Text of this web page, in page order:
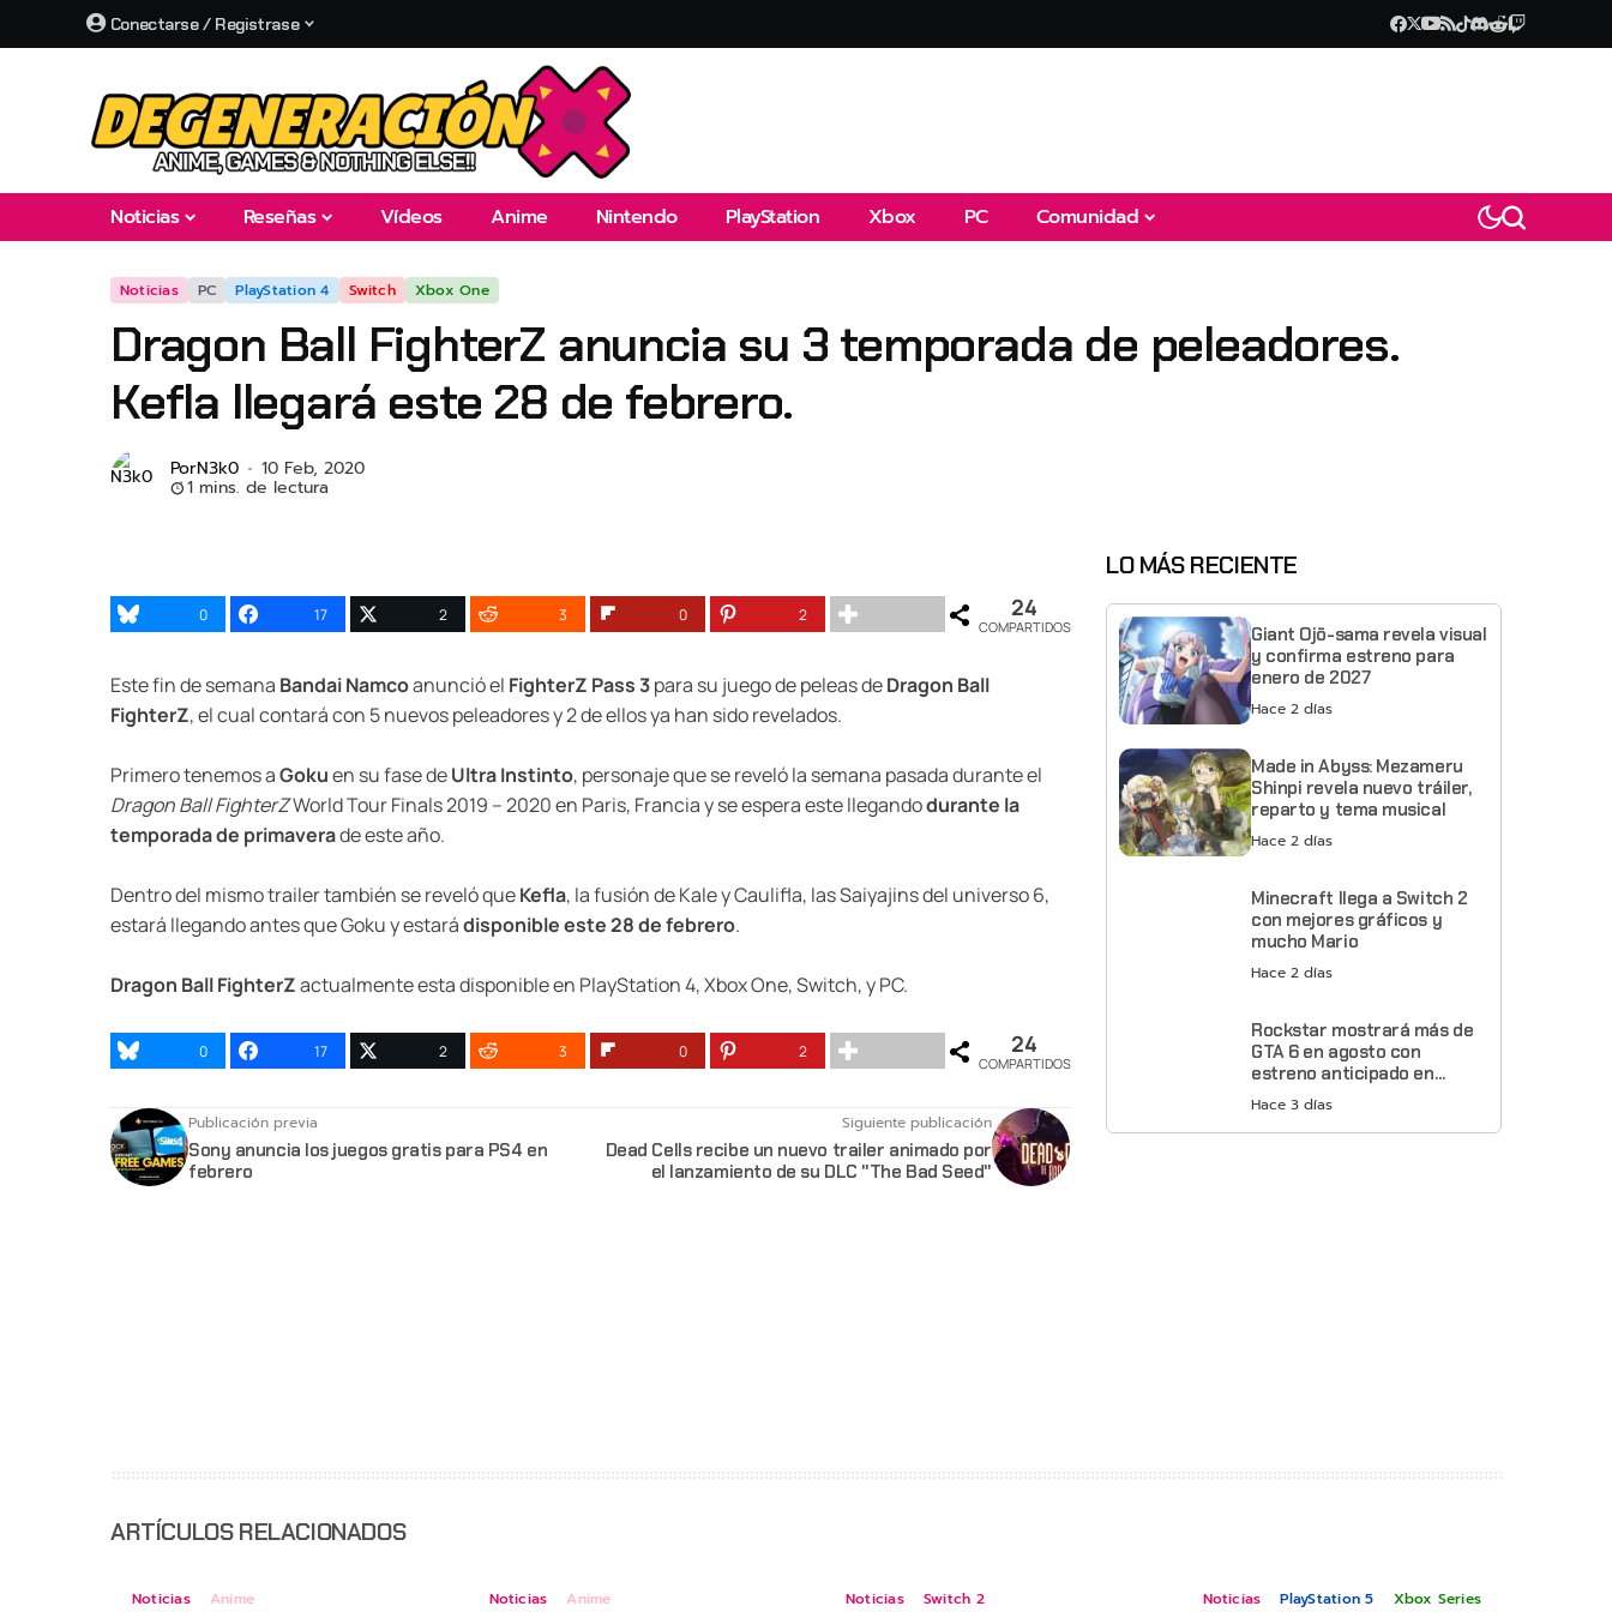
Conectarse / Registrase
Noticias Reseñas Vídeos Anime Nintendo PlayStation Xbox PC Comunidad
Noticias PC PlayStation 4 Switch Xbox One
Dragon Ball FighterZ anuncia su 3 temporada de peleadores.
Kefla llegará este 28 de febrero.
PorN3k0 10 Feb, 2020
1 mins. de lectura
0 17 2 3 0 2 24
COMPARTIDOS
Este fin de semana Bandai Namcoanunció el FighterZ Pass 3para su juego de peleas deDragon Ball
FighterZ, el cual contará con 5 nuevos peleadores y 2 de ellos ya han sido revelados.
Primero tenemos aGokuen su fase deUltra Instinto, personaje que se reveló la semana pasada durante el
Dragon Ball FighterZWorld Tour Finals 2019 – 2020 en Paris, Francia y se espera este llegandodurante la
temporada de primaverade este año.
Dentro del mismo trailer también se reveló queKefla, la fusión de Kale y Caulifla, las Saiyajins del universo 6,
estará llegando antes que Goku y estarádisponible este 28 de febrero.
Dragon Ball FighterZactualmente esta disponible en PlayStation 4, Xbox One, Switch, y PC.
0 17 2 3 0 2 24
COMPARTIDOS
Publicación previa
Sony anuncia los juegos gratis para PS4 en
febrero
Siguiente publicación
Dead Cells recibe un nuevo trailer animado por
el lanzamiento de su DLC "The Bad Seed"
LO MÁS RECIENTE
Giant Ojō-sama revela visual
y confirma estreno para
enero de 2027
Hace 2 días
Made in Abyss: Mezameru
Shinpi revela nuevo tráiler,
reparto y tema musical
Hace 2 días
Minecraft llega a Switch 2
con mejores gráficos y
mucho Mario
Hace 2 días
Rockstar mostrará más de
GTA 6 en agosto con
estreno anticipado en
Netflix
Hace 3 días
ARTÍCULOS RELACIONADOS
Noticias Anime Noticias Anime Noticias Switch 2 Noticias PlayStation 5 Xbox Series